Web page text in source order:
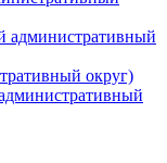
округ)